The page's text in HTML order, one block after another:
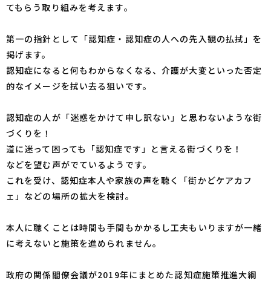
てもらう取り組みを考えます。
第一の指針として「認知症・認知症の人への先入観の払拭」を
掲げます。
認知症になると何もわからなくなる、介護が大変といった否定
的なイメージを拭い去る狙いです。
認知症の人が「迷惑をかけて申し訳ない」と思わないような街
づくりを！
道に迷って困っても「認知症です」と言える街づくりを！
などを望む声がでているようです。
これを受け、認知症本人や家族の声を聴く「街かどケアカフ
ェ」などの場所の拡大を検討。
本人に聴くことは時間も手間もかかるし工夫もいりますが一緒
に考えないと施策を進められません。
政府の関係閣僚会議が2019年にまとめた認知症施策推進大綱